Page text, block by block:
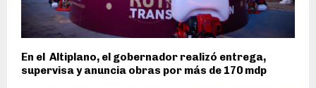
En el Altiplano, el gobernador realizó entrega,
supervisa y anuncia obras por más de 170 mdp